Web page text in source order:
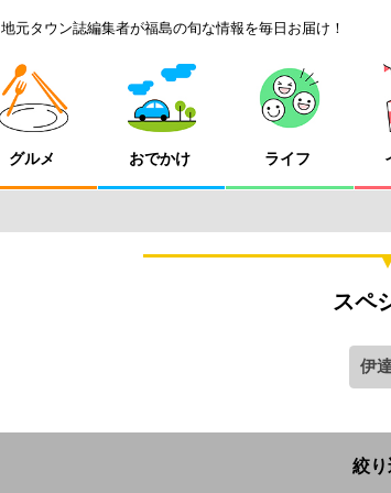
地元タウン誌編集者が福島の旬な情報を毎日お届け！
グルメ おでかけ ライフ
スペ
伊
絞